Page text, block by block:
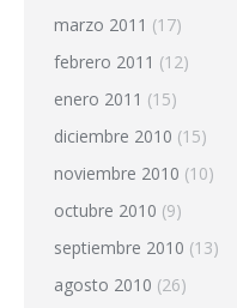
marzo 2011 (17)
febrero 2011 (12)
enero 2011 (15)
diciembre 2010 (15)
noviembre 2010 (10)
octubre 2010 (9)
septiembre 2010 (13)
agosto 2010 (26)